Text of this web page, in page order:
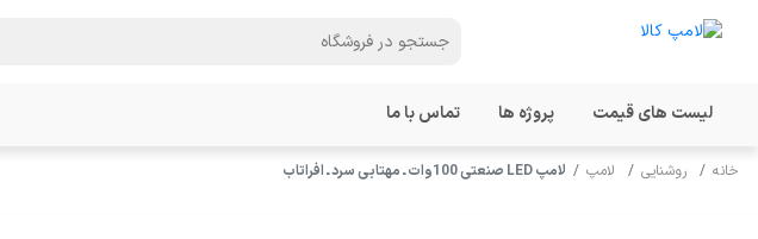
لیست های قیمت پروژه ها تماس با ما
خانه روشنایی لامپ لامپ LED صنعتی 100وات ـ مهتابی سرد ـ افراتاب